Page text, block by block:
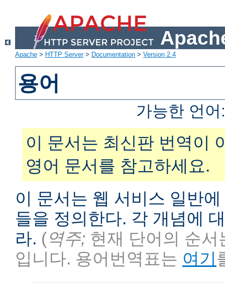
Apache > HTTP Server> Documentation > Version 2.4
용어
가능한 언
이 문서는 최신판 번역이
영어 문서를 참고하세요.
이 문서는 웹 서비스 일반
들을 정의한다. 각 개념에
라. (역주; 현재 단어의 순
입니다. 용어번역표는 여기